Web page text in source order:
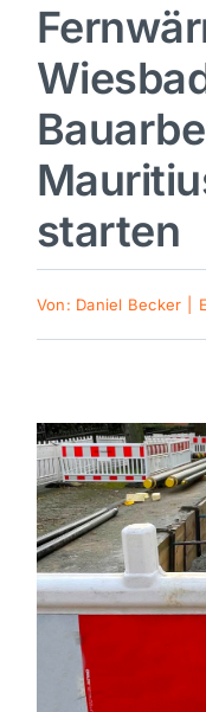
Politik
Wirtschaft
Sport
Panorama
Galerie
Polizeimeldungen
starten
Von: Daniel Becker